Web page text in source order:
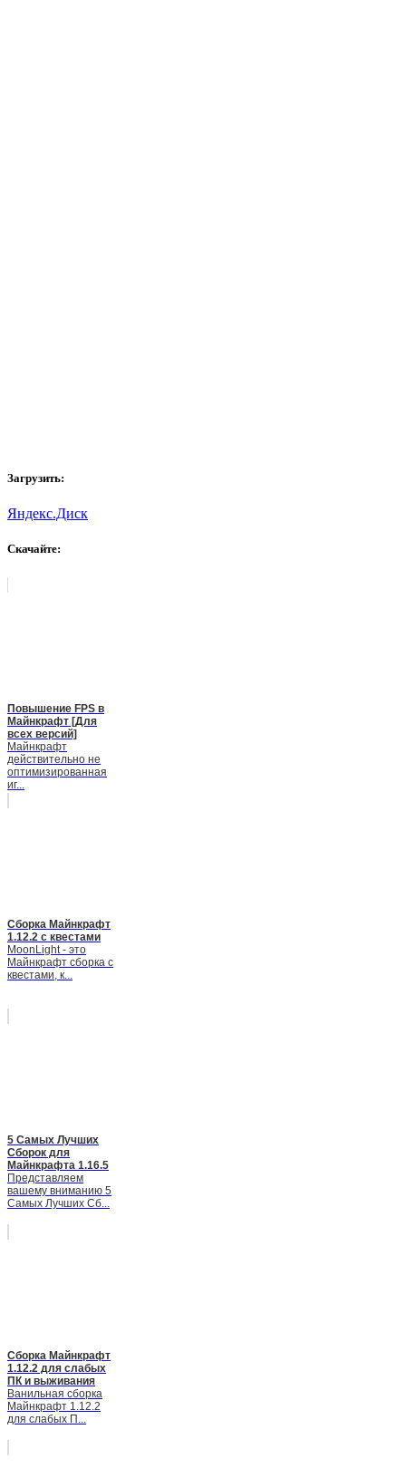
Загрузить:
Яндекс.Диск
Скачайте:
Повышение FPS в
Майнкрафт [Для
всех версий]
Майнкрафт
действительно не
оптимизированная
иг...
Сборка Майнкрафт
1.12.2 с квестами
MoonLight - это
Майнкрафт сборка с
квестами, к...
5 Самых Лучших
Сборок для
Майнкрафта 1.16.5
Представляем
вашему вниманию 5
Самых Лучших Сб...
Cборка Майнкрафт
1.12.2 для слабых
ПК и выживания
Ванильная сборка
Майнкрафт 1.12.2
для слабых П...